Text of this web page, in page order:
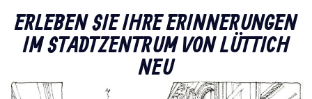
ERLEBEN SIE IHRE ERINNERUNGEN
IM STADTZENTRUM VON LÜTTICH
NEU